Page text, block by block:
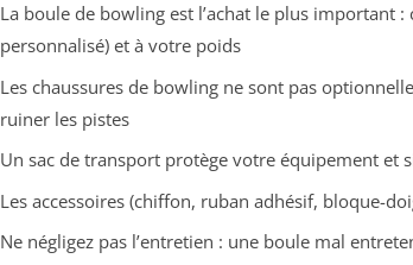
La boule de bowling est l’achat le plus important
personnalisé) et à votre poids
Les chaussures de bowling ne sont pas
ruiner les pistes
Un sac de transport protège votre équipement et
Les accessoires (chiffon, ruban adhésif, bloque-
Ne négligez pas l’entretien : une boule mal